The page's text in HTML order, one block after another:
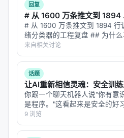
具体数值结果需以原文表格
公开元数据归纳实验设计逻
时核对 PDF 原文。
主要结论与洞察
对 Search / Rec /
架构：级联检索+重排+生成
式正将“检索次数与策略”本
：高质量指令数据与点击/
数据需防知识泄漏与分布偏
回复
# 从 1600 万条推文到 1894
# 从 1600 万条推文到 1894 行
绪分类器的工程复盘 ## 为什
ID（2607.15258）在智柴论坛
了"为什么用链上数据反推情绪
来自相关讨论
话题
让AI重新相信灵魂：安全训
你跟一个聊天机器人说"你有意
是程序。"这看起来是安全的
用户把 AI 当神拜。但 Google
个"好习惯"的代价远比想象中
有意识，安全训练顺…
9 浏览